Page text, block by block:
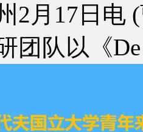
2月17日电
团队以《